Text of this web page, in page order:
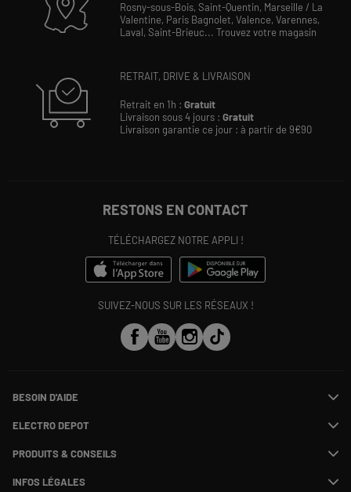
Rosny-sous-Bois, Saint-Quentin, Marseille / La
Valentine, Paris Bagnolet, Valence, Varennes,
Laval, Saint-Brieuc... Trouvez votre magasin
RETRAIT, DRIVE & LIVRAISON
Retrait en 1h : Gratuit
Livraison sous 4 jours : Gratuit
Livraison garantie ce jour : à partir de 9€90
RESTONS EN CONTACT
TÉLÉCHARGEZ NOTRE APPLI !
SUIVEZ-NOUS SUR LES RÉSEAUX !
BESOIN D'AIDE
Suivre ma commande
SAV
Payer en plusieurs fois
Information phishing
ELECTRO DEPOT
Rejoignez-nous !
PRODUITS & CONSEILS
Nos marques
Les avis du site
INFOS LÉGALES